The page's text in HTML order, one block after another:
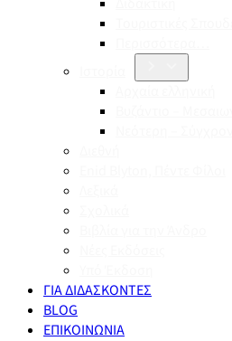
ΓΙΑ ΔΙΔΑΣΚΟΝΤΕΣ
BLOG
ΕΠΙΚΟΙΝΩΝΙΑ